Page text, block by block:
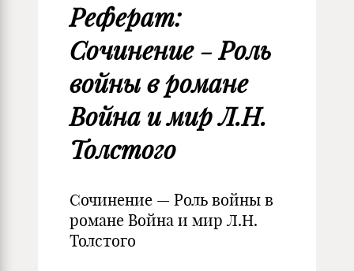
Реферат:
Сочинение - Роль
войны в романе
Война и мир Л.Н.
Толстого
Сочинение — Роль войны в
романе Война и мир Л.Н.
Толстого